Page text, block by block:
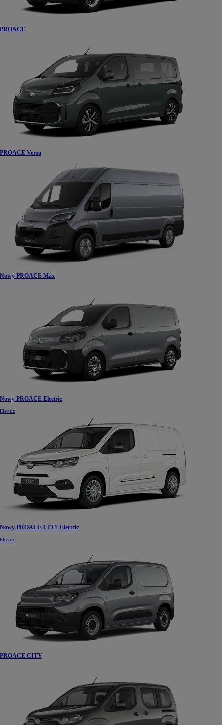
PROACE
PROACE Verso
Nowy PROACE Max
Nowy PROACE Electric
Electric
Nowy PROACE CITY Electric
Electric
PROACE CITY